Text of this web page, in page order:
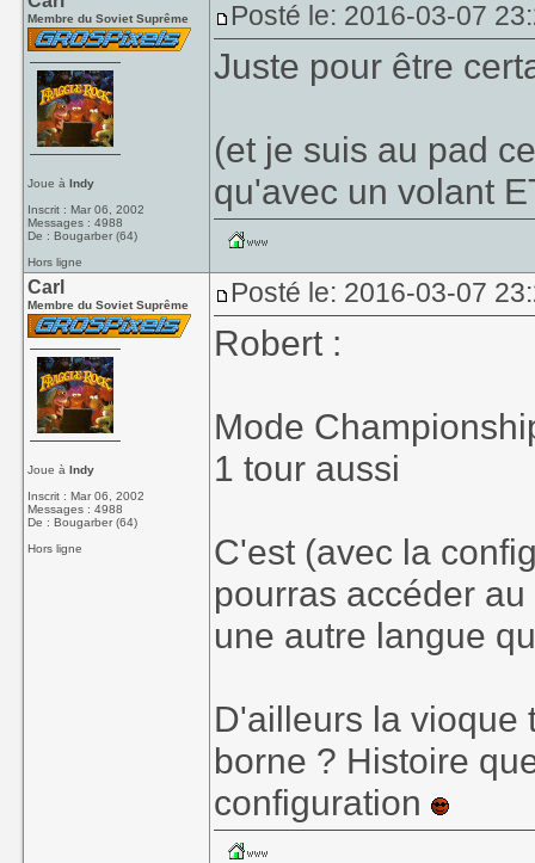
Membre du Soviet Suprême
Joue àIndy
Inscrit : Mar 06, 2002
Messages : 4988
De : Bougarber (64)
Hors ligne
Posté le: 2016-03-07
Juste pour être
(et je suis au pad
qu'avec un volant
Carl
Membre du Soviet Suprême
Joue àIndy
Inscrit : Mar 06, 2002
Messages : 4988
De : Bougarber (64)
Hors ligne
Posté le: 2016-03-07
Robert :
Mode
1 tour aussi
C'est (avec la
pourras accéder
une autre langue
D'ailleurs la vioque
borne ? Histoire
configuration